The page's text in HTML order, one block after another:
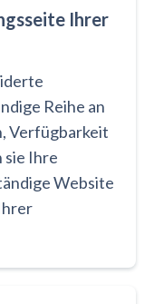
Ihrer
Reihe an
Verfügbarkeit
sie Ihre
Website